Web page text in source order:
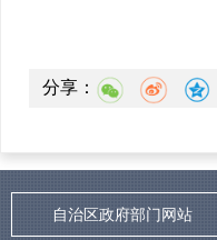
分享：
自治区政府部门网站